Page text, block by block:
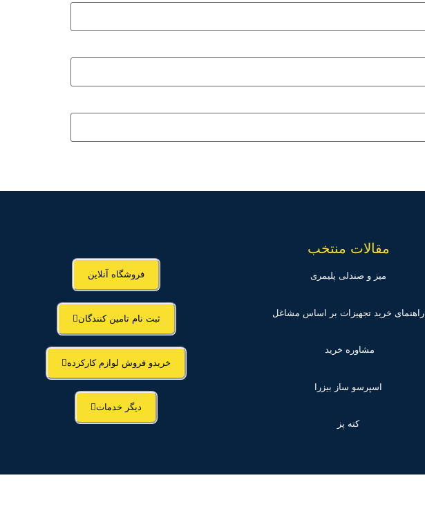
مقالات منتخب
میز و صندلی پلیمری
راهنمای خرید تجهیزات بر اساس مشاغل
مشاوره خرید
اسپرسو ساز بیزرا
کته پز
فروشگاه آنلاین
ثبت نام تامین کنندگان
خریدو فروش لوازم کارکرده
دیگر خدمات